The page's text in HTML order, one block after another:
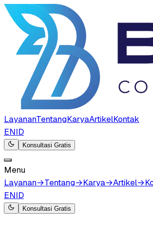
LayananTentangKaryaArtikelKontak
ENID
Konsultasi Gratis
Menu
Layanan→Tentang→Karya→Artikel→
ENID
Konsultasi Gratis